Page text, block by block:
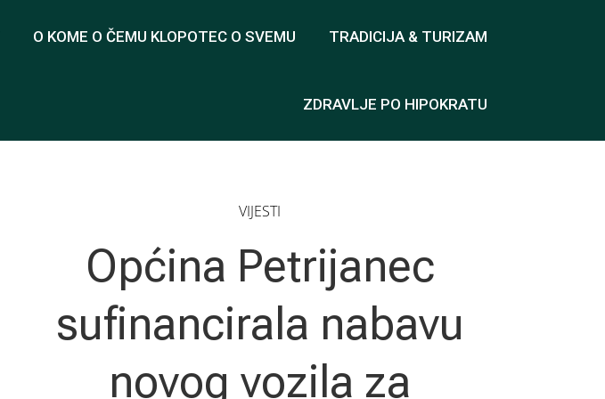
O KOME O ČEMU KLOPOTEC O SVEMU TRADICIJA & TURIZAM
ZDRAVLJE PO HIPOKRATU
VIJESTI
Općina Petrijanec
sufinancirala nabavu
novog vozila za